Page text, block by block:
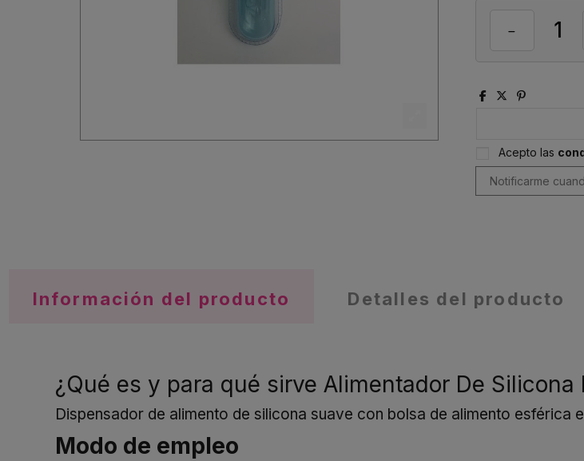
Acepto las
Información del producto Detalles del producto
¿Qué es y para qué sirve Alimentador De Silicona
Dispensador de alimento de silicona suave con bolsa de alimento esférica
Modo de empleo